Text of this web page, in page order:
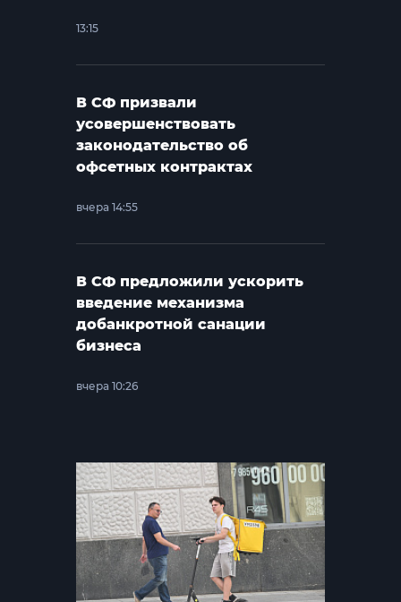
13:15
В СФ призвали
усовершенствовать
законодательство об
офсетных контрактах
вчера 14:55
В СФ предложили ускорить
введение механизма
добанкротной санации
бизнеса
вчера 10:26